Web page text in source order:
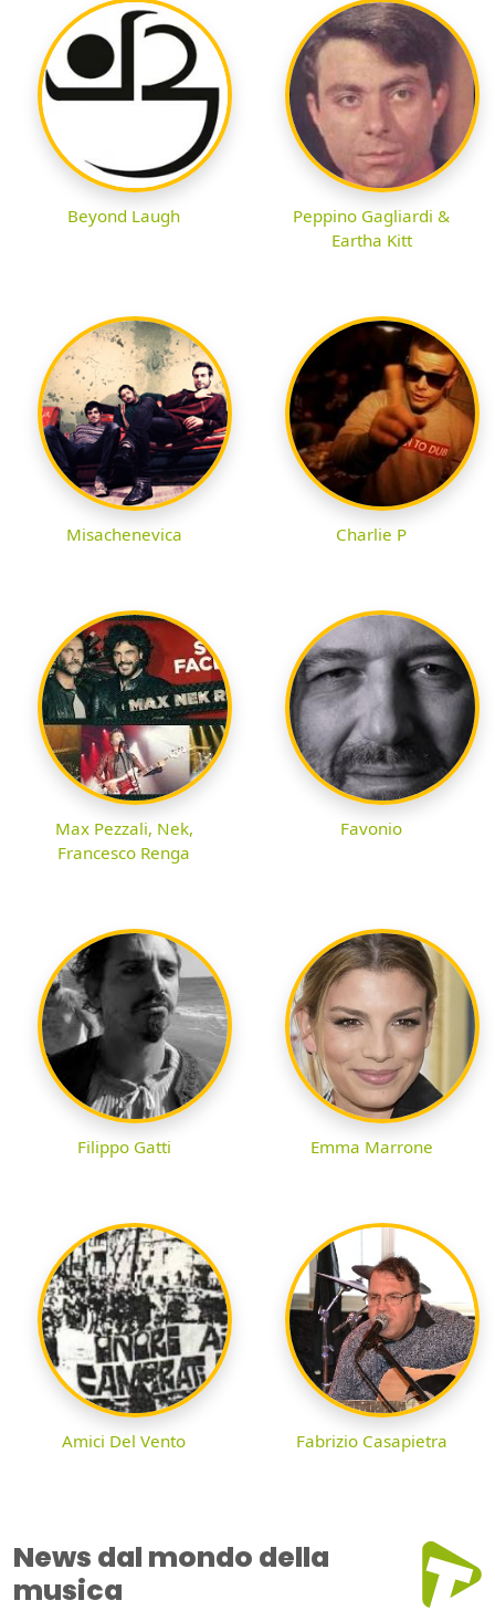
Beyond Laugh
Peppino Gagliardi &
Eartha Kitt
Misachenevica Charlie P
Max Pezzali, Nek,
Francesco Renga
Favonio
Filippo Gatti Emma Marrone
Amici Del Vento Fabrizio Casapietra
News dal mondo della
musica